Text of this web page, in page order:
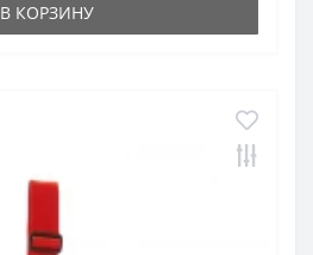
В КОРЗИНУ